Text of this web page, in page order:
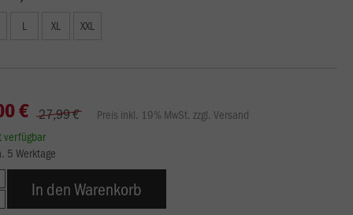
L XL XXL
€ 27,99 €
Preis inkl. 19% MwSt. zzgl. Versand
verfügbar
5 Werktage
In den Warenkorb